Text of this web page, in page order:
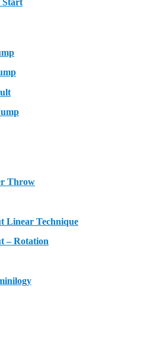
Start
Throw
Linear Technique
– Rotation